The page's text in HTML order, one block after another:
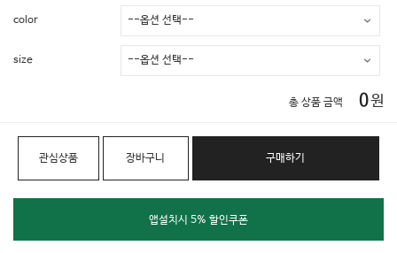
color
size
총 상품 금액 0원
관심상품 장바구니 구매하기